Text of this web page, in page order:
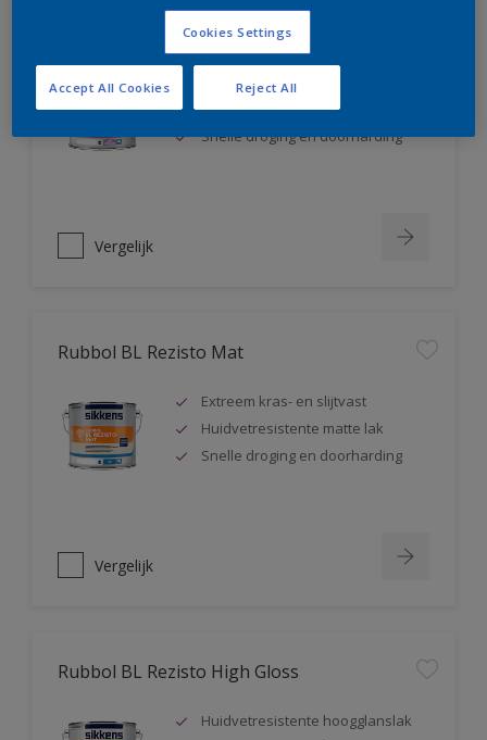
Rubbol BL Rezisto Satin
Extreem kras- en slijtvast
Huidvetresistente zijdeglanslak
Snelle droging en doorharding
Vergelijk
Rubbol BL Rezisto Mat
Extreem kras- en slijtvast
Huidvetresistente matte lak
Snelle droging en doorharding
Vergelijk
Rubbol BL Rezisto High Gloss
Huidvetresistente hoogglanslak
Cookies Settings
Reject All
Accept All Cookies